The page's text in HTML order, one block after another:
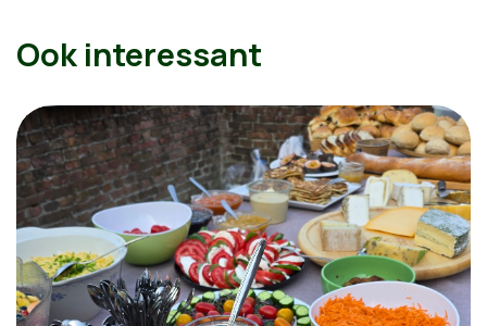
Ook interessant